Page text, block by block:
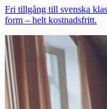
Fri tillgång till svenska
form – helt kostnadsfritt.